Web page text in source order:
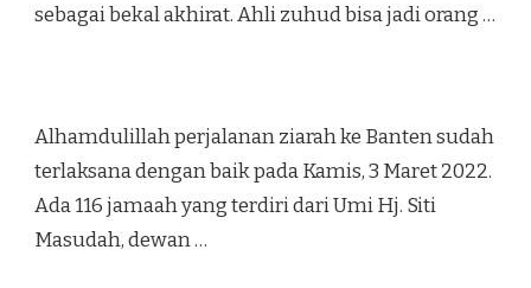
sebagai bekal akhirat. Ahli zuhud bisa jadi orang …
Alhamdulillah perjalanan ziarah ke Banten sudah
terlaksana dengan baik pada Kamis, 3 Maret 2022.
Ada 116 jamaah yang terdiri dari Umi Hj. Siti
Masudah, dewan …